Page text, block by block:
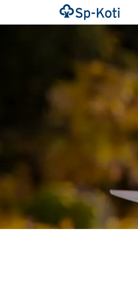
Siirry
sisältöön
Etusivu
Tällä
sivulla
näytetään